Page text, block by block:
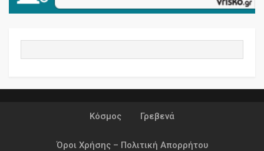
Κόσμος Γρεβενά
Όροι Χρήσης – Πολιτική Απορρήτου